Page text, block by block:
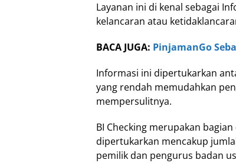
Layanan ini di kenal sebagai
kelancaran atau
BACA JUGA: PinjamanGo
Informasi ini dipertukarkan
yang rendah memudahkan
mempersulitnya.
BI Checking merupakan
dipertukarkan mencakup
pemilik dan pengurus badan